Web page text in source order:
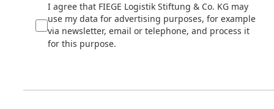
I agree that FIEGE Logistik Stiftung & Co. KG may
use my data for advertising purposes, for example
via newsletter, email or telephone, and process it
for this purpose.